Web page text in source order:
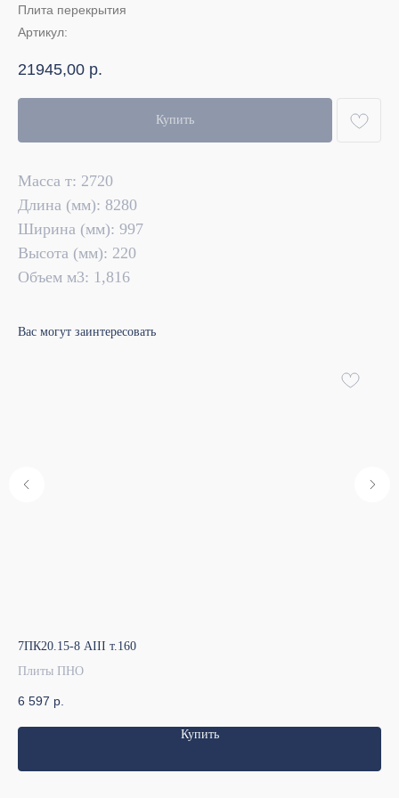
Плита перекрытия
Артикул:
21945,00 р.
Купить
Масса т: 2720
Длина (мм): 8280
Ширина (мм): 997
Высота (мм): 220
Объем м3: 1,816
Вас могут заинтересовать
7ПК20.15-8 АIII т.160
Плиты ПНО
6 597 р.
Купить